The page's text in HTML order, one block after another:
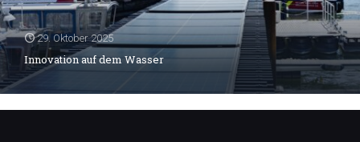
29. Oktober 2025
Innovation auf dem Wasser